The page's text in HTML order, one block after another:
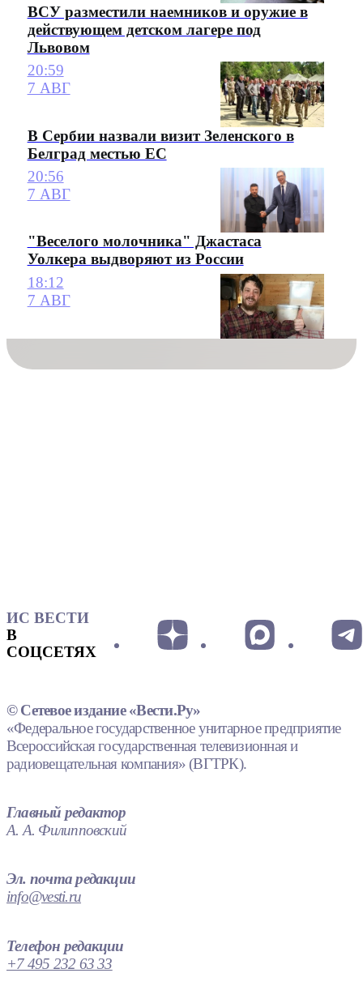
ВСУ разместили наемников и оружие в
действующем детском лагере под
Львовом
20:59
7 АВГ
В Сербии назвали визит Зеленского в
Белград местью ЕС
20:56
7 АВГ
"Веселого молочника" Джастаса
Уолкера выдворяют из России
18:12
7 АВГ
ИС ВЕСТИ
В
СОЦСЕТЯХ
© Сетевое издание «Вести.Ру»
«Федеральное государственное унитарное предприятие
Всероссийская государственная телевизионная и
радиовещательная компания» (ВГТРК).
Главный редактор
А. А. Филипповский
Эл. почта редакции
info@vesti.ru
Телефон редакции
+7 495 232 63 33